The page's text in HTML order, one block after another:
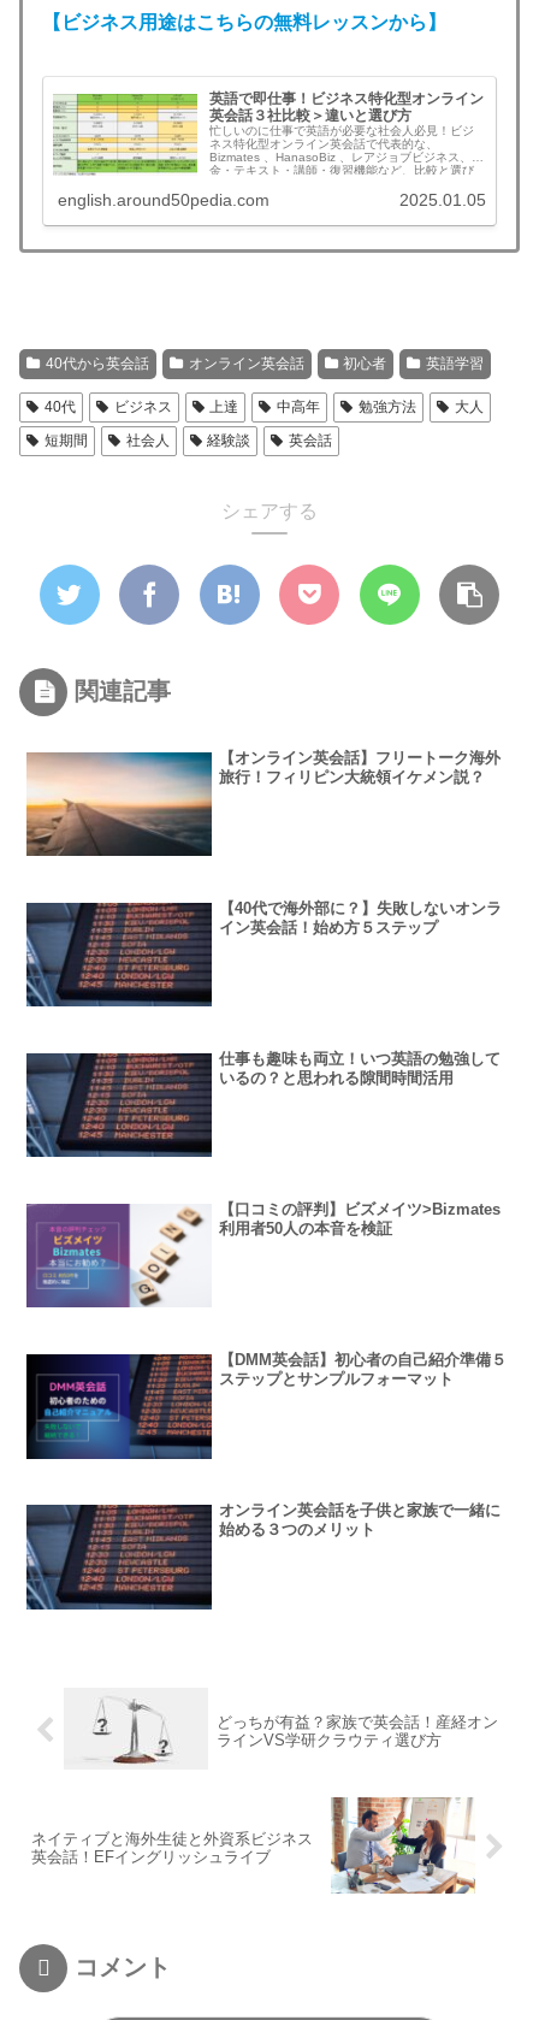
【ビジネス用途はこちらの無料レッスンから】
英語で即仕事！ビジネス特化型オンライン
英会話３社比較＞違いと選び方
忙しいのに仕事で英語が必要な社会人必見！ビジ
ネス特化型オンライン英会話で代表的な、
Bizmates 、HanasoBiz 、レアジョブビジネス、料
金・テキスト・講師・復習機能など、比較と選び
english.around50pedia.com 2025.01.05
40代から英会話 オンライン英会話 初心者 英語学習
40代 ビジネス 上達 中高年 勉強方法
大人
短期間
社会人 経験談 英会話
シェアする
関連記事
【オンライン英会話】フリートーク海外
旅行！フィリピン大統領イケメン説？
【40代で海外部に？】失敗しないオンラ
イン英会話！始め方５ステップ
仕事も趣味も両立！いつ英語の勉強して
いるの？と思われる隙間時間活用
【口コミの評判】ビズメイツ>Bizmates
利用者50人の本音を検証
【DMM英会話】初心者の自己紹介準備５
ステップとサンプルフォーマット
オンライン英会話を子供と家族で一緒に
始める３つのメリット
どっちが有益？家族で英会話！産経オン
ラインVS学研クラウティ選び方
ネイティブと海外生徒と外資系ビジネス
英会話！EFイングリッシュライブ
コメント